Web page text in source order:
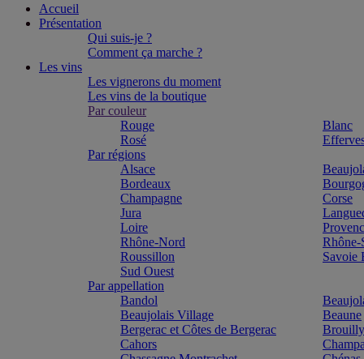
Accueil
Présentation
Qui suis-je ?
Comment ça marche ?
Les vins
Les vignerons du moment
Les vins de la boutique
Par couleur
Rouge
Blanc
Rosé
Par régions
Alsace
Bordeaux
Champagne
Corse
Jura
Loire
Rhône-Nord
Rhône-
Roussillon
Savoie
Sud Ouest
Par appellation
Bandol
Beaujolais Village
Beaune
Bergerac et Côtes de Bergerac
Brouilly
Cahors